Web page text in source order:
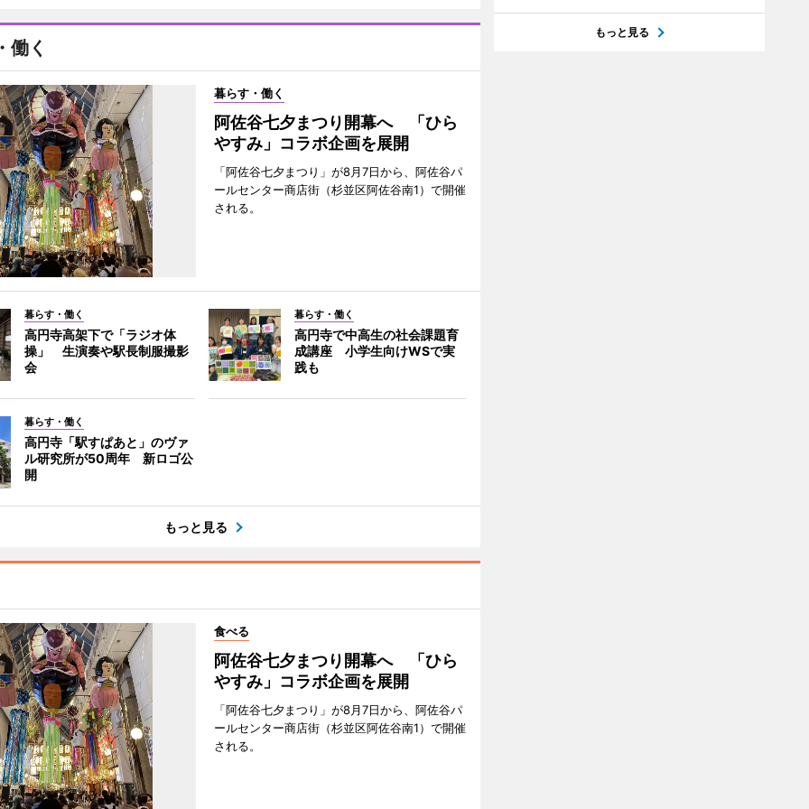
働く
暮らす・働く
阿佐谷七夕まつり開幕へ 「ひら
やすみ」コラボ企画を展開
「阿佐谷七夕まつり」が8月7日から、阿佐谷パ
ールセンター商店街（杉並区阿佐谷南1）で開催
される。
暮らす・働く
高円寺高架下で「ラジオ体
操」 生演奏や駅長制服撮影
会
暮らす・働く
高円寺で中高生の社会課題育
成講座 小学生向けWSで実
践も
暮らす・働く
高円寺「駅すぱあと」のヴァ
ル研究所が50周年 新ロゴ公
開
もっと見る
食べる
阿佐谷七夕まつり開幕へ 「ひら
やすみ」コラボ企画を展開
「阿佐谷七夕まつり」が8月7日から、阿佐谷パ
ールセンター商店街（杉並区阿佐谷南1）で開催
される。
もっと見る